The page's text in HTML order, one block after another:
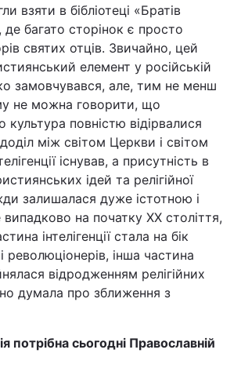
взяти в бібліотеці «Братів
багато сторінок є просто
святих отців. Звичайно, цей
елемент у російській
замовчувався, але, тим не менш
не можна говорити, що
культура повністю відірвалися
між світом Церкви і світом
існував, а присутність в
ідей та релігійної
залишалася дуже істотною і
на початку ХХ століття,
інтелігенції стала на бік
революціонерів, інша частина
відродженням релігійних
думала про зближення з
потрібна сьогодні Православній